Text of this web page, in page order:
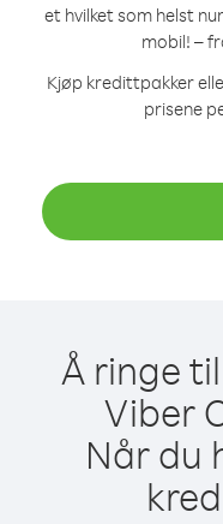
et hvilket som helst
mobil! –
Kjøp kredittpakker
prisene
Å ringe
Viber
Når du